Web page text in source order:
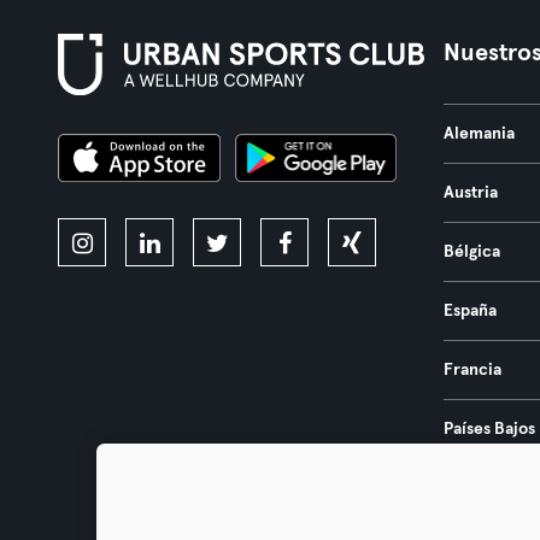
Alemania
Austria
Bélgica
España
Francia
Países Bajos